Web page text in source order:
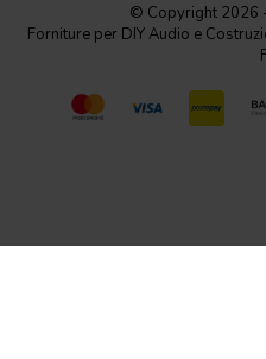
© Copyright 2026
Forniture per DIY Audio e